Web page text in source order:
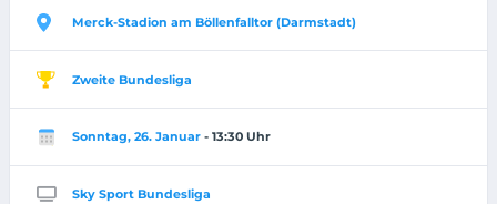
Merck-Stadion am Böllenfalltor (Darmstadt)
Zweite Bundesliga
Sonntag, 26. Januar - 13:30 Uhr
Sky Sport Bundesliga